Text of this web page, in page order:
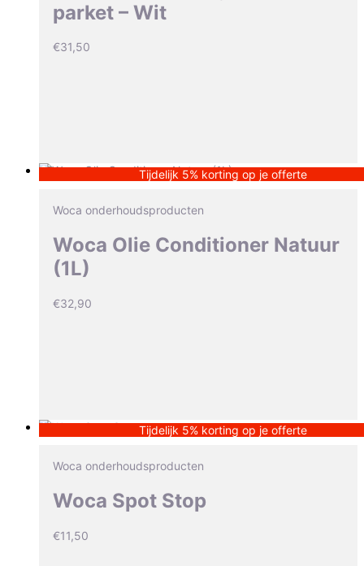
parket – Wit
€31,50
Tijdelijk 5% korting op je offerte
Woca onderhoudsproducten
Woca Olie Conditioner Natuur
(1L)
€32,90
Tijdelijk 5% korting op je offerte
Woca onderhoudsproducten
Woca Spot Stop
€11,50